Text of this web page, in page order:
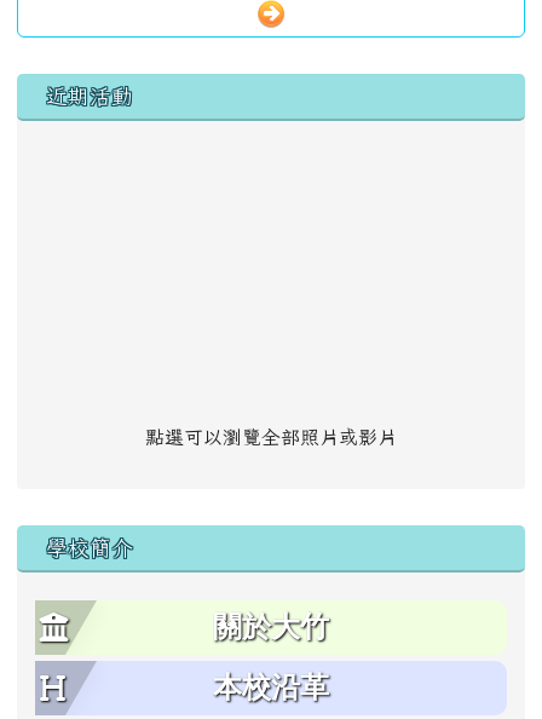
左邊區域內容
近期活動
點選可以瀏覽全部照片或影片
學校簡介
關於大竹
本校沿革